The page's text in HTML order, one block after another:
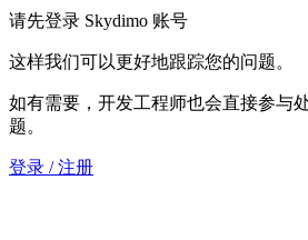
请先登录 Skydimo 账号
这样我们可以更好地跟踪您的问题。
如有需要，开发工程师也会直接参与
题。
登录 / 注册